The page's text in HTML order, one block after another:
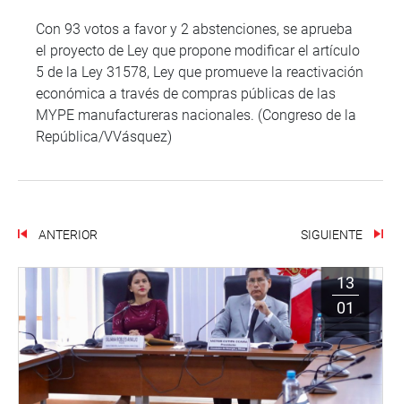
Con 93 votos a favor y 2 abstenciones, se aprueba
el proyecto de Ley que propone modificar el artículo
5 de la Ley 31578, Ley que promueve la reactivación
económica a través de compras públicas de las
MYPE manufactureras nacionales. (Congreso de la
República/VVásquez)
ANTERIOR SIGUIENTE
13
01